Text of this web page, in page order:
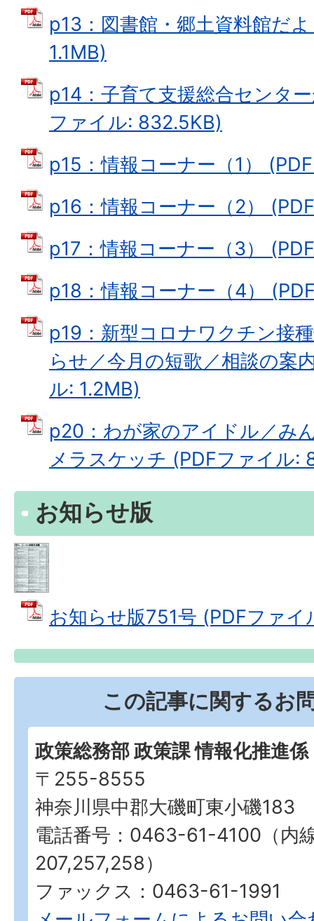
p13：図書館・郷土資料館だ
1.1MB)
p14：子育て支援総合センタ
ファイル: 832.5KB)
p15：情報コーナー（1）
p16：情報コーナー（2）
p17：情報コーナー（3）
p18：情報コーナー（4）
p19：新型コロナワクチン接
らせ／今月の短歌／相談の案
ル: 1.2MB)
p20：わが家のアイドル／み
メラスケッチ (PDFファイル:
お知らせ版
お知らせ版751号 (PDFファイ
この記事に関するお
政策総務部 政策課 情報化推進係
〒255-8555
神奈川県中郡大磯町東小磯183
電話番号：0463-61-4100（内
207,257,258）
ファックス：0463-61-1991